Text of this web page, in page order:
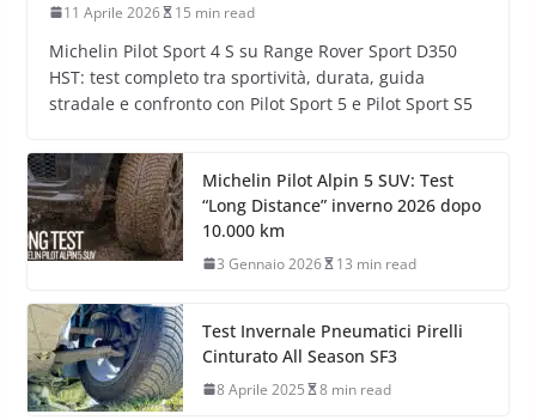
11 Aprile 2026 15 min read
Michelin Pilot Sport 4 S su Range Rover Sport D350
HST: test completo tra sportività, durata, guida
stradale e confronto con Pilot Sport 5 e Pilot Sport S5
Michelin Pilot Alpin 5 SUV: Test
“Long Distance” inverno 2026 dopo
10.000 km
3 Gennaio 2026 13 min read
Test Invernale Pneumatici Pirelli
Cinturato All Season SF3
8 Aprile 2025 8 min read